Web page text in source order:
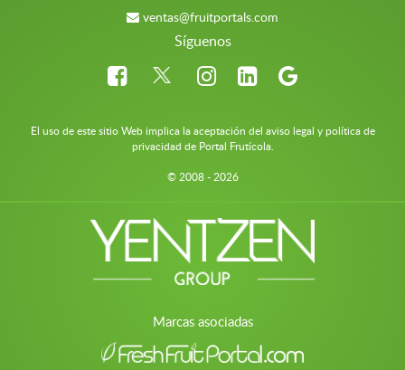
ventas@fruitportals.com
Síguenos
El uso de este sitio Web implica la aceptación del aviso legal y política de
privacidad de Portal Frutícola.
© 2008 - 2026
Marcas asociadas